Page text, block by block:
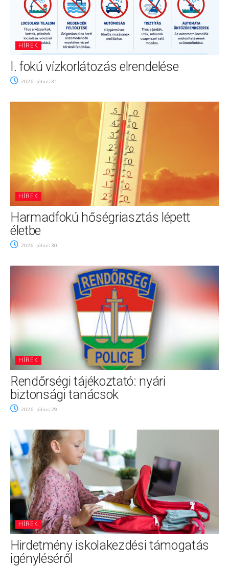
HÍREK
I. fokú vízkorlátozás elrendelése
2026. július 31.
HÍREK
Harmadfokú hőségriasztás lépett
életbe
2026. július 30.
HÍREK
Rendőrségi tájékoztató: nyári
biztonsági tanácsok
2026. július 29.
HÍREK
Hirdetmény iskolakezdési támogatás
igényléséről